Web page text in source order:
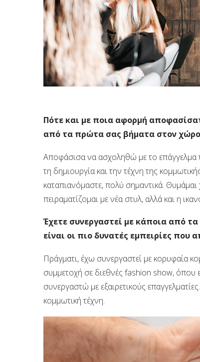
Πότε και με ποια αφορμή
από τα πρώτα σας βήματα στον
Αποφάσισα να ασχοληθώ με το επάγγελμα
τη δημιουργία και την τέχνη της
καταπιανόμαστε, πολύ σημαντικά.
πειραματίζομαι με νέα στυλ, αλλά και η
Έχετε συνεργαστεί με κάποια από
είναι οι πιο δυνατές εμπειρίες που
Πράγματι, έχω συνεργαστεί με κορυφαία
συμμετοχή σε διεθνές fashion show, όπου
συνεργαστώ με εξαιρετικούς
κομμωτική τέχνη.